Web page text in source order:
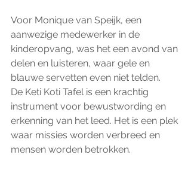
Voor Monique van Speijk, een
aanwezige medewerker in de
kinderopvang, was het een avond van
delen en luisteren, waar gele en
blauwe servetten even niet telden.
De Keti Koti Tafel is een krachtig
instrument voor bewustwording en
erkenning van het leed. Het is een plek
waar missies worden verbreed en
mensen worden betrokken.